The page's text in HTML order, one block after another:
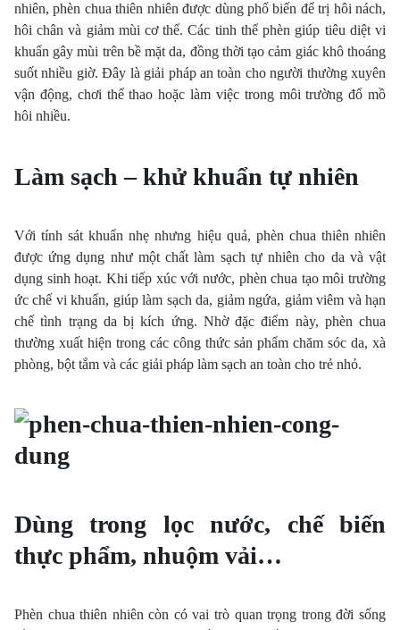
nhiên, phèn chua thiên nhiên được dùng phổ biến để trị hôi nách,
hôi chân và giảm mùi cơ thể. Các tinh thể phèn giúp tiêu diệt vi
khuẩn gây mùi trên bề mặt da, đồng thời tạo cảm giác khô thoáng
suốt nhiều giờ. Đây là giải pháp an toàn cho người thường xuyên
vận động, chơi thể thao hoặc làm việc trong môi trường đổ mồ
hôi nhiều.
Làm sạch – khử khuẩn tự nhiên
Với tính sát khuẩn nhẹ nhưng hiệu quả, phèn chua thiên nhiên
được ứng dụng như một chất làm sạch tự nhiên cho da và vật
dụng sinh hoạt. Khi tiếp xúc với nước, phèn chua tạo môi trường
ức chế vi khuẩn, giúp làm sạch da, giảm ngứa, giảm viêm và hạn
chế tình trạng da bị kích ứng. Nhờ đặc điểm này, phèn chua
thường xuất hiện trong các công thức sản phẩm chăm sóc da, xà
phòng, bột tắm và các giải pháp làm sạch an toàn cho trẻ nhỏ.
Dùng trong lọc nước, chế biến
thực phẩm, nhuộm vải…
Phèn chua thiên nhiên còn có vai trò quan trọng trong đời sống